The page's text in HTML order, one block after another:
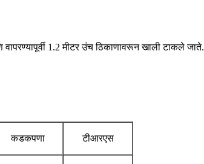
1.2 मीटर उंच ठिकाणावरून खाली टाकले जाते.
कडकपणा टीआरएस